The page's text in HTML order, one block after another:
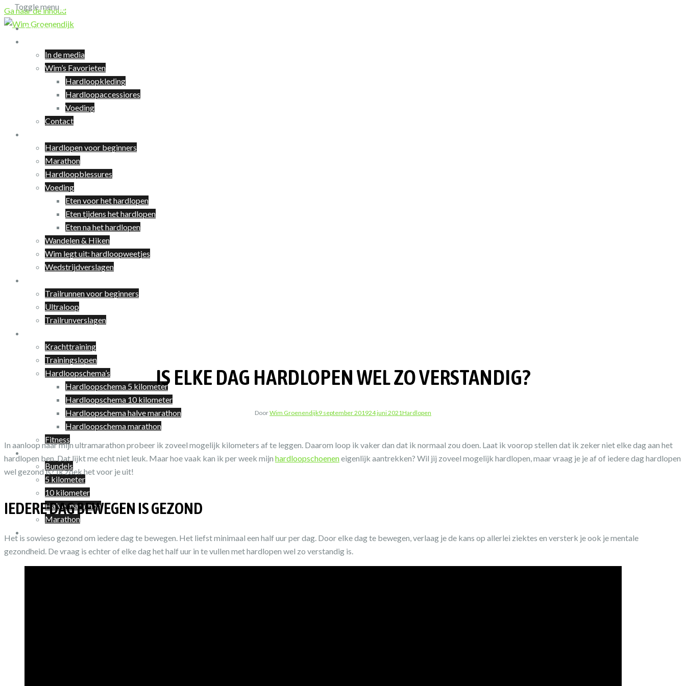
Ga naar de inhoud
Toggle menu
Coaching
In de media
Wim’s Favorieten
Hardloopkleding
Hardloopaccessiores
Voeding
Contact
Hardlopen voor beginners
Marathon
Hardloopblessures
Voeding
Eten voor het hardlopen
Eten tijdens het hardlopen
Eten na het hardlopen
Wandelen & Hiken
Wim legt uit: hardloopweetjes
Wedstrijdverslagen
Trailrunnen voor beginners
Ultraloop
Trailrunverslagen
Krachttraining
Trainingslopen
Hardloopschema’s
Hardloopschema 5 kilometer
Hardloopschema 10 kilometer
Hardloopschema halve marathon
Hardloopschema marathon
Fitness
Shop
Bundels
5 kilometer
10 kilometer
Halve marathon
Marathon
IS ELKE DAG HARDLOPEN WEL ZO VERSTANDIG?
DoorWim Groenendijk9 september 201924 juni 2021Hardlopen
In aanloop naar mijn ultramarathon probeer ik zoveel mogelijk kilometers af te leggen. Daarom loop ik vaker dan dat ik normaal zou doen. Laat ik voorop stellen dat ik zeker niet elke dag aan het
hardlopen ben. Dat lijkt me echt niet leuk. Maar hoe vaak kan ik per week mijn hardloopschoeneneigenlijk aantrekken? Wil jij zoveel mogelijk hardlopen, maar vraag je je af of iedere dag hardlopen
wel gezond is? Ik zoek het voor je uit!
IEDERE DAG BEWEGEN IS GEZOND
Het is sowieso gezond om iedere dag te bewegen. Het liefst minimaal een half uur per dag. Door elke dag te bewegen, verlaag je de kans op allerlei ziektes en versterk je ook je mentale
gezondheid. De vraag is echter of elke dag het half uur in te vullen met hardlopen wel zo verstandig is.